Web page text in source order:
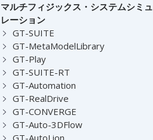
マルチフィジックス・システムシミュ
レーション
GT-SUITE
GT-MetaModelLibrary
GT-Play
GT-SUITE-RT
GT-Automation
GT-RealDrive
GT-CONVERGE
GT-Auto-3DFlow